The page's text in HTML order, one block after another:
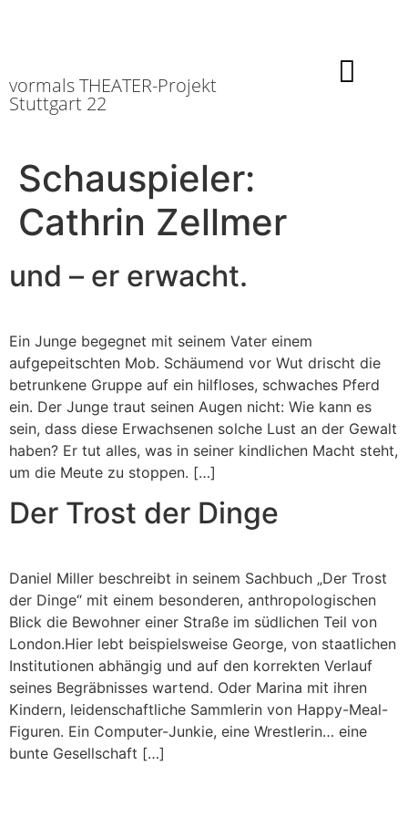
vormals THEATER-Projekt
Stuttgart 22
Schauspieler:
Cathrin Zellmer
und – er erwacht.
Ein Junge begegnet mit seinem Vater einem
aufgepeitschten Mob. Schäumend vor Wut drischt die
betrunkene Gruppe auf ein hilfloses, schwaches Pferd
ein. Der Junge traut seinen Augen nicht: Wie kann es
sein, dass diese Erwachsenen solche Lust an der Gewalt
haben? Er tut alles, was in seiner kindlichen Macht steht,
um die Meute zu stoppen. […]
Der Trost der Dinge
Daniel Miller beschreibt in seinem Sachbuch „Der Trost
der Dinge“ mit einem besonderen, anthropologischen
Blick die Bewohner einer Straße im südlichen Teil von
London.Hier lebt beispielsweise George, von staatlichen
Institutionen abhängig und auf den korrekten Verlauf
seines Begräbnisses wartend. Oder Marina mit ihren
Kindern, leidenschaftliche Sammlerin von Happy-Meal-
Figuren. Ein Computer-Junkie, eine Wrestlerin… eine
bunte Gesellschaft […]